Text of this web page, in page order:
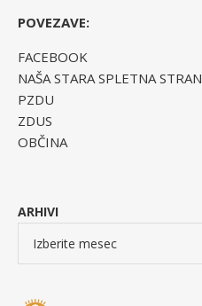
POVEZAVE:
FACEBOOK
NAŠA STARA SPLETNA STRAN
PZDU
ZDUS
OBČINA
ARHIVI